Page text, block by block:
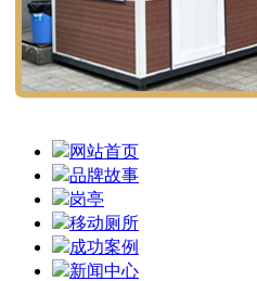
网站首页
品牌故事
岗亭
移动厕所
成功案例
新闻中心